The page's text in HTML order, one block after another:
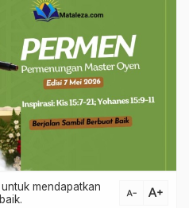
mendapatkan
text_decrease text_increase